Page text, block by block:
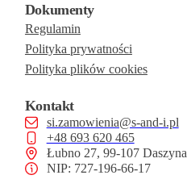
Dokumenty
Regulamin
Polityka prywatności
Polityka plików cookies
Kontakt
si.zamowienia@s-and-i.pl
+48 693 620 465
Łubno 27, 99-107 Daszyna
NIP: 727-196-66-17